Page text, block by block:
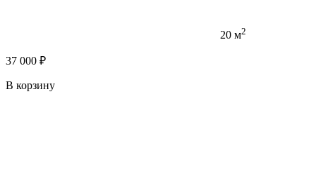
20 м2
37 000 ₽
В корзину